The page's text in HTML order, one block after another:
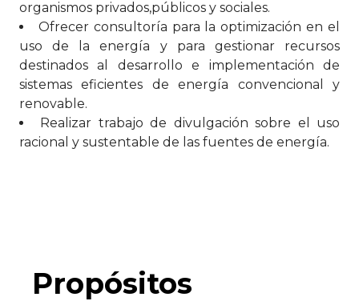
organismos privados,públicos y sociales.
Ofrecer consultoría para la optimización en el
uso de la energía y para gestionar recursos
destinados al desarrollo e implementación de
sistemas eficientes de energía convencional y
renovable.
Realizar trabajo de divulgación sobre el uso
racional y sustentable de las fuentes de energía.
Propósitos